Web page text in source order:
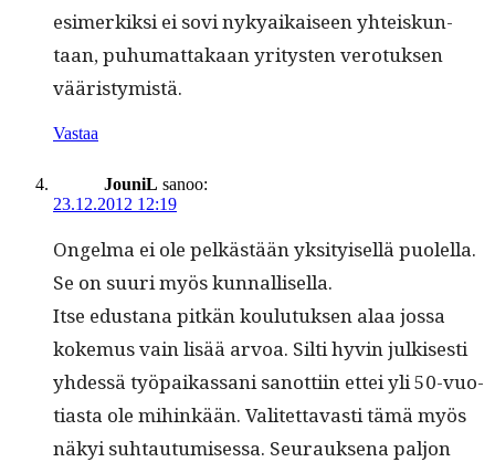
esimerkik­si ei sovi nykyaikaiseen yhteiskun­
taan, puhu­mat­takaan yri­tys­ten vero­tuk­sen
vääristymistä.
Vastaa
JouniL sanoo:
23.12.2012 12:19
Ongel­ma ei ole pelkästään yksi­tyisel­lä puolella.
Se on suuri myös kunnallisella.
Itse edus­tana pitkän koulu­tuk­sen alaa jos­sa
koke­mus vain lisää arvoa. Silti hyvin julkises­ti
yhdessä työ­paikas­sani san­ot­ti­in ettei yli 50-vuo­
ti­as­ta ole mihinkään. Valitet­tavasti tämä myös
näkyi suh­tau­tu­mises­sa. Seu­rauk­se­na paljon